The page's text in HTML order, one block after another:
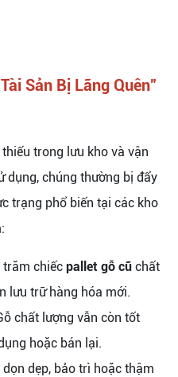
Sản Bị Lãng Quên”
trong lưu kho và vận
dụng, chúng thường bị đẩy
trạng phổ biến tại các kho
trăm chiếc pallet gỗ cũ chất
lưu trữ hàng hóa mới.
chất lượng vẫn còn tốt
hoặc bán lại.
dọn dẹp, bảo trì hoặc thậm